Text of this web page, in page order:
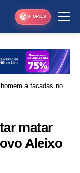
STORIES
a facadas no
matar
Aleixo